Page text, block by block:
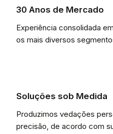
30 Anos de Mercado
Experiência consolidada
os mais diversos
Soluções sob Medida
Produzimos vedações
precisão, de acordo com